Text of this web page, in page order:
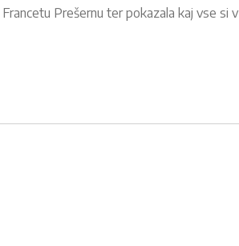
Prešernu ter pokazala kaj vse si v